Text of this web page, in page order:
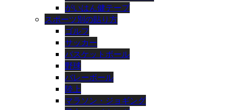
がいはん健テープ
スポーツ別の貼り方
ゴルフ
サッカー
バスケットボール
野球
バレーボール
陸上
マラソン・ジョギング